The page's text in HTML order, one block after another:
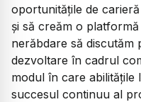
oportunitățile de
și să creăm o
nerăbdare să discutăm
dezvoltare în cadrul
modul în care
succesul continuu al